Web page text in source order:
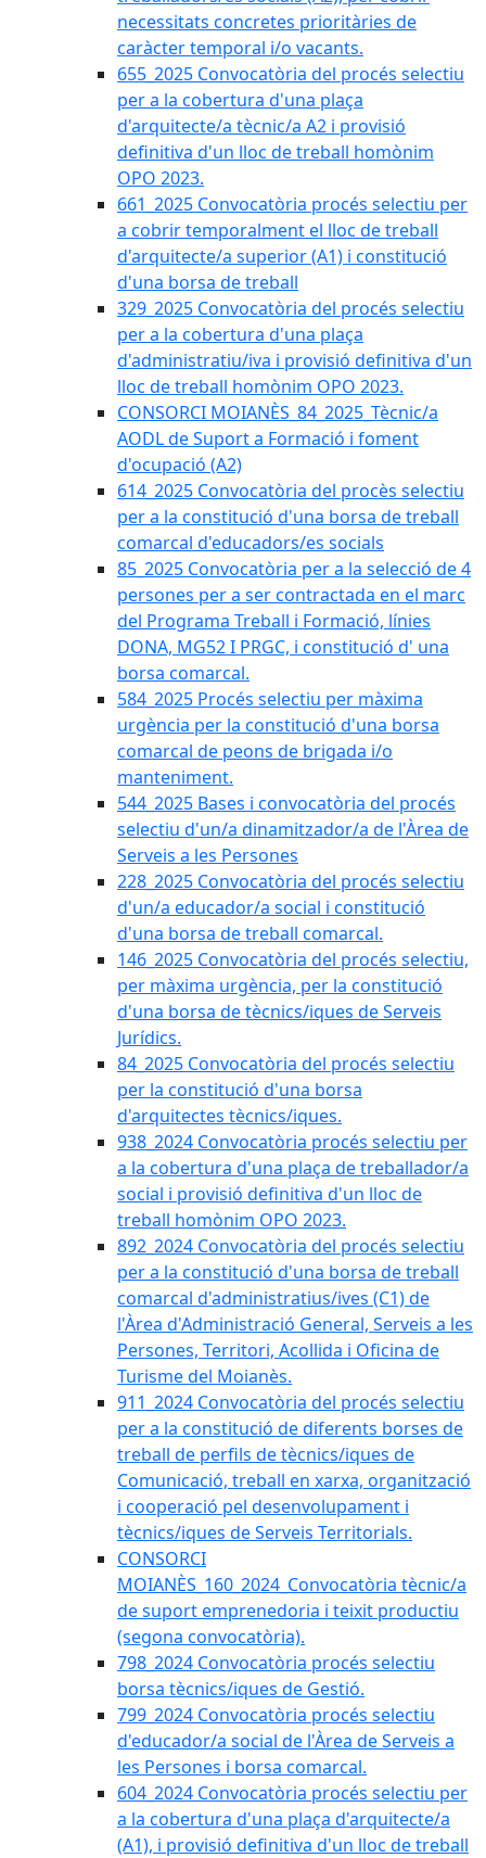
necessitats concretes prioritàries de
caràcter temporal i/o vacants.
655_2025 Convocatòria del procés selectiu
per a la cobertura d'una plaça
d'arquitecte/a tècnic/a A2 i provisió
definitiva d'un lloc de treball homònim
OPO 2023.
661_2025 Convocatòria procés selectiu per
a cobrir temporalment el lloc de treball
d'arquitecte/a superior (A1) i constitució
d'una borsa de treball
329_2025 Convocatòria del procés selectiu
per a la cobertura d'una plaça
d'administratiu/iva i provisió definitiva d'un
lloc de treball homònim OPO 2023.
CONSORCI MOIANÈS_84_2025_Tècnic/a
AODL de Suport a Formació i foment
d'ocupació (A2)
614_2025 Convocatòria del procès selectiu
per a la constitució d'una borsa de treball
comarcal d'educadors/es socials
85_2025 Convocatòria per a la selecció de 4
persones per a ser contractada en el marc
del Programa Treball i Formació, línies
DONA, MG52 I PRGC, i constitució d' una
borsa comarcal.
584_2025 Procés selectiu per màxima
urgència per la constitució d'una borsa
comarcal de peons de brigada i/o
manteniment.
544_2025 Bases i convocatòria del procés
selectiu d'un/a dinamitzador/a de l'Àrea de
Serveis a les Persones
228_2025 Convocatòria del procés selectiu
d'un/a educador/a social i constitució
d'una borsa de treball comarcal.
146_2025 Convocatòria del procés selectiu,
per màxima urgència, per la constitució
d'una borsa de tècnics/iques de Serveis
Jurídics.
84_2025 Convocatòria del procés selectiu
per la constitució d'una borsa
d'arquitectes tècnics/iques.
938_2024 Convocatòria procés selectiu per
a la cobertura d'una plaça de treballador/a
social i provisió definitiva d'un lloc de
treball homònim OPO 2023.
892_2024 Convocatòria del procés selectiu
per a la constitució d'una borsa de treball
comarcal d'administratius/ives (C1) de
l'Àrea d'Administració General, Serveis a les
Persones, Territori, Acollida i Oficina de
Turisme del Moianès.
911_2024 Convocatòria del procés selectiu
per a la constitució de diferents borses de
treball de perfils de tècnics/iques de
Comunicació, treball en xarxa, organització
i cooperació pel desenvolupament i
tècnics/iques de Serveis Territorials.
CONSORCI
MOIANÈS_160_2024_Convocatòria tècnic/a
de suport emprenedoria i teixit productiu
(segona convocatòria).
798_2024 Convocatòria procés selectiu
borsa tècnics/iques de Gestió.
799_2024 Convocatòria procés selectiu
d'educador/a social de l'Àrea de Serveis a
les Persones i borsa comarcal.
604_2024 Convocatòria procés selectiu per
a la cobertura d'una plaça d'arquitecte/a
(A1), i provisió definitiva d'un lloc de treball